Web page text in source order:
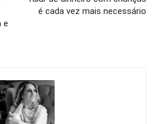
e
é cada vez mais necessário